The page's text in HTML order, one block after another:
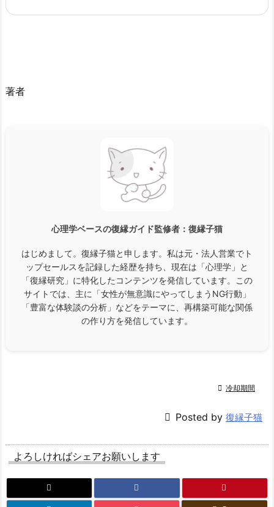
著者
心理学ベースの復縁ガイド監修者： 復縁子猫
はじめまして。復縁子猫と申します。私は元・法人営業でト
ップセールスを記録した経歴を持ち、現在は「心理学」と
「復縁研究」に特化したコンテンツを発信しています。この
サイトでは、主に「女性が無意識にやってしまうNG行動」
「豊富な体験談の分析」などをテーマに、再構築可能な関係
の作り方を発信しています。
 冷却期間
 Posted by 復縁子猫
よろしければシェアお願いします